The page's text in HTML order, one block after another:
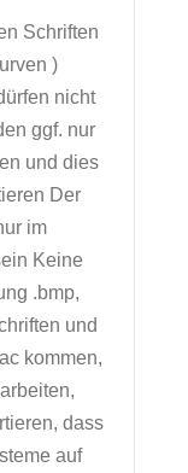
Schriften
)
nicht
ggf. nur
und dies
Der
im
Keine
.bmp,
und
kommen,
dass
auf